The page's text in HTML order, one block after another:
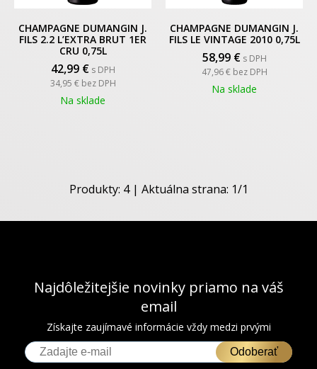
CHAMPAGNE DUMANGIN J.
FILS 2.2 L’EXTRA BRUT 1ER
CRU 0,75L
42,99 € s DPH
34,95 € bez DPH
Na sklade
CHAMPAGNE DUMANGIN J.
FILS LE VINTAGE 2010 0,75L
58,99 € s DPH
47,96 € bez DPH
Na sklade
Produkty: 4| Aktuálna strana: 1/1
Najdôležitejšie novinky priamo na váš
email
Získajte zaujímavé informácie vždy medzi prvými
Odoberať